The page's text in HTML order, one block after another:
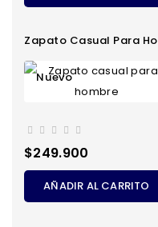
Zapato Casual Para Hombre
Nuevo
Precio
$249.900
AÑADIR AL CARRITO